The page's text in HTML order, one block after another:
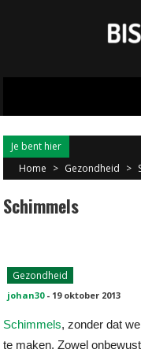
Je bent hier
Home > Gezondheid >
Schimmels
Gezondheid
johan30 - 19 oktober 2013
Schimmels, zonder dat
te maken. Zowel